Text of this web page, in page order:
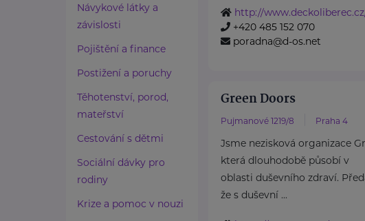
Návykové látky a
závislosti
Pojištění a finance
Postižení a poruchy
Těhotenství, porod,
mateřství
Cestování s dětmi
Sociální dávky pro
rodiny
Krize a pomoc v nouzi
http://
+420 485 152 070
poradna@d-os.net
Green Doors
Pujmanové 1219/8 Praha 4
Jsme nezisková organizace
která dlouhodobě působí v
oblasti duševního zdraví.
že s duševní ...